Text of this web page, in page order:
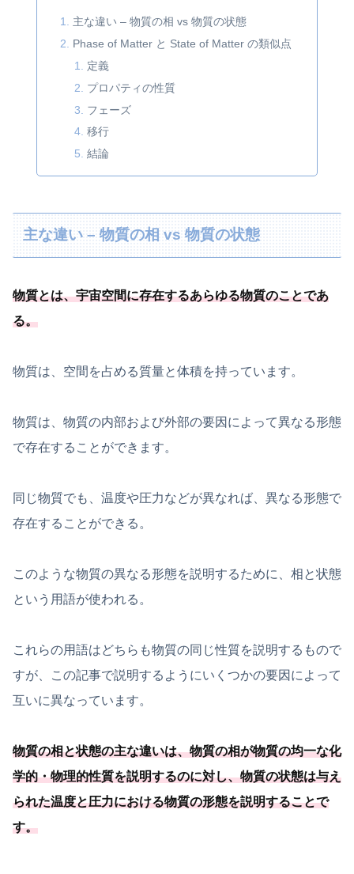
主な違い – 物質の相 vs 物質の状態
Phase of Matter と State of Matter の類似点
定義
プロパティの性質
フェーズ
移行
結論
主な違い – 物質の相 vs 物質の状態
物質とは、宇宙空間に存在するあらゆる物質のことであ
る。
物質は、空間を占める質量と体積を持っています。
物質は、物質の内部および外部の要因によって異なる形態
で存在することができます。
同じ物質でも、温度や圧力などが異なれば、異なる形態で
存在することができる。
このような物質の異なる形態を説明するために、相と状態
という用語が使われる。
これらの用語はどちらも物質の同じ性質を説明するもので
すが、この記事で説明するようにいくつかの要因によって
互いに異なっています。
物質の相と状態の主な違いは、物質の相が物質の均一な化
学的・物理的性質を説明するのに対し、物質の状態は与え
られた温度と圧力における物質の形態を説明することで
す。